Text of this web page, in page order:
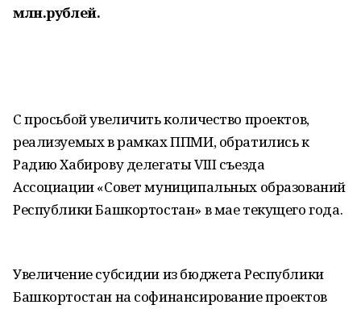
млн.рублей.
С просьбой увеличить количество проектов,
реализуемых в рамках ППМИ, обратились к
Радию Хабирову делегаты VIII съезда
Ассоциации «Совет муниципальных образований
Республики Башкортостан» в мае текущего года.
Увеличение субсидии из бюджета Республики
Башкортостан на софинансирование проектов